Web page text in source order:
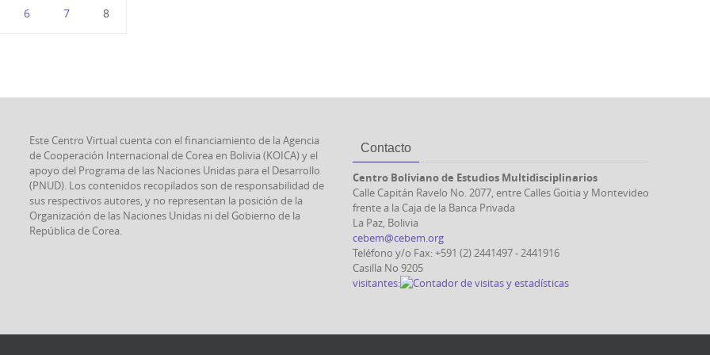
6 7 8
Este Centro Virtual cuenta con el financiamiento de la Agencia
de Cooperación Internacional de Corea en Bolivia (KOICA) y el
apoyo del Programa de las Naciones Unidas para el Desarrollo
(PNUD). Los contenidos recopilados son de responsabilidad de
sus respectivos autores, y no representan la posición de la
Organización de las Naciones Unidas ni del Gobierno de la
República de Corea.
Contacto
Centro Boliviano de Estudios Multidisciplinarios
Calle Capitán Ravelo No. 2077, entre Calles Goitia y Montevideo
frente a la Caja de la Banca Privada
La Paz, Bolivia
cebem@cebem.org
Teléfono y/o Fax: +591 (2) 2441497 - 2441916
Casilla No 9205
visitantes: